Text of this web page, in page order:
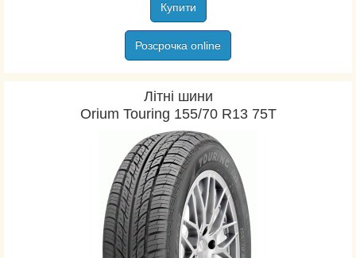
Купити
Розсрочка online
Літні шини
Orium Touring 155/70 R13 75T